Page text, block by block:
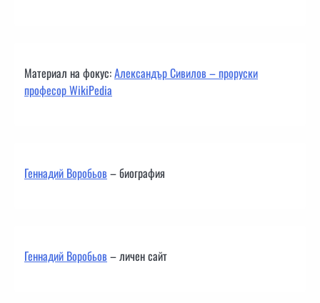
Материал на фокус:Александър Сивилов – проруски
професор WikiPedia
Геннадий Воробьов– биография
Геннадий Воробьов– личен сайт